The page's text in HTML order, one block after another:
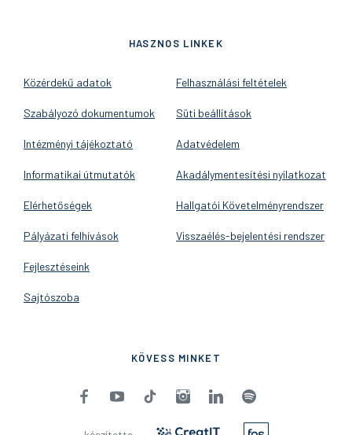
HASZNOS LINKEK
Közérdekű adatok
Szabályozó dokumentumok
Intézményi tájékoztató
Informatikai útmutatók
Elérhetőségek
Pályázati felhívások
Fejlesztéseink
Sajtószoba
Felhasználási feltételek
Süti beállítások
Adatvédelem
Akadálymentesítési nyilatkozat
Hallgatói Követelményrendszer
Visszaélés-bejelentési rendszer
KÖVESS MINKET